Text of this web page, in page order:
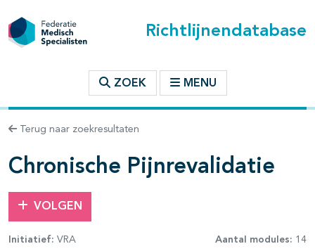
Richtlijnendatabase
ZOEK MENU
Terug naar zoekresultaten
Chronische Pijnrevalidatie
VOLGEN
Initiatief: VRA Aantal modules: 14
binnen deze richtlijn
open- en dichtklappen